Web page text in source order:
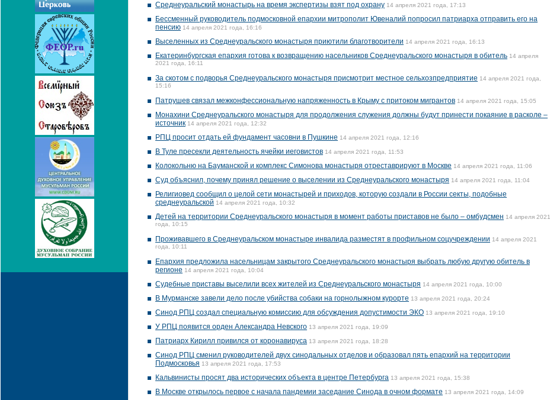
Среднеуральский монастырь на время экспертизы взят под охрану 14 апреля 2021 года, 17:13
Бессменный руководитель подмосковной епархии митрополит Ювеналий попросил патриарха отправить его на
пенсию 14 апреля 2021 года, 16:16
Выселенных из Среднеуральского монастыря приютили благотворители 14 апреля 2021 года, 16:13
Екатеринбургская епархия готова к возвращению насельников Среднеуральского монастыря в обитель 14 апреля
2021 года, 16:11
За скотом с подворья Среднеуральского монастыря присмотрит местное сельхозпредприятие 14 апреля 2021 года,
15:16
Патрушев связал межконфессиональную напряженность в Крыму с притоком мигрантов 14 апреля 2021 года, 15:05
Монахини Среднеуральского монастыря для продолжения служения должны будут принести покаяние в расколе –
источник 14 апреля 2021 года, 12:32
РПЦ просит отдать ей фундамент часовни в Пушкине 14 апреля 2021 года, 12:16
В Туле пресекли деятельность ячейки иеговистов 14 апреля 2021 года, 11:53
Колокольню на Бауманской и комплекс Симонова монастыря отреставрируют в Москве 14 апреля 2021 года, 11:06
Суд объяснил, почему принял решение о выселении из Среднеуральского монастыря 14 апреля 2021 года, 11:04
Религиовед сообщил о целой сети монастырей и приходов, которую создали в России секты, подобные
среднеуральской 14 апреля 2021 года, 10:32
Детей на территории Среднеуральского монастыря в момент работы приставов не было – омбудсмен 14 апреля 2021
года, 10:15
Проживавшего в Среднеуральском монастыре инвалида разместят в профильном соцучреждении 14 апреля 2021
года, 10:11
Епархия предложила насельницам закрытого Среднеуральского монастыря выбрать любую другую обитель в
регионе 14 апреля 2021 года, 10:04
Судебные приставы выселили всех жителей из Среднеуральского монастыря 14 апреля 2021 года, 10:00
В Мурманске завели дело после убийства собаки на горнолыжном курорте 13 апреля 2021 года, 20:24
Синод РПЦ создал специальную комиссию для обсуждения допустимости ЭКО 13 апреля 2021 года, 19:10
У РПЦ появится орден Александра Невского 13 апреля 2021 года, 19:09
Патриарх Кирилл привился от коронавируса 13 апреля 2021 года, 18:28
Синод РПЦ сменил руководителей двух синодальных отделов и образовал пять епархий на территории
Подмосковья 13 апреля 2021 года, 17:53
Кальвинисты просят два исторических объекта в центре Петербурга 13 апреля 2021 года, 15:38
В Москве открылось первое с начала пандемии заседание Синода в очном формате 13 апреля 2021 года, 14:09